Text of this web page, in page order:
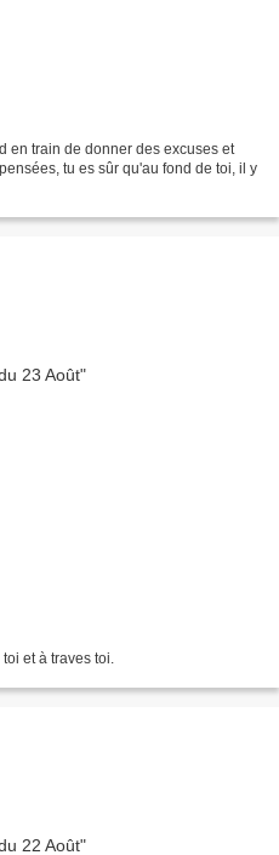
en train de donner des excuses et
tu es sûr qu'au fond de toi, il y
et à traves toi.